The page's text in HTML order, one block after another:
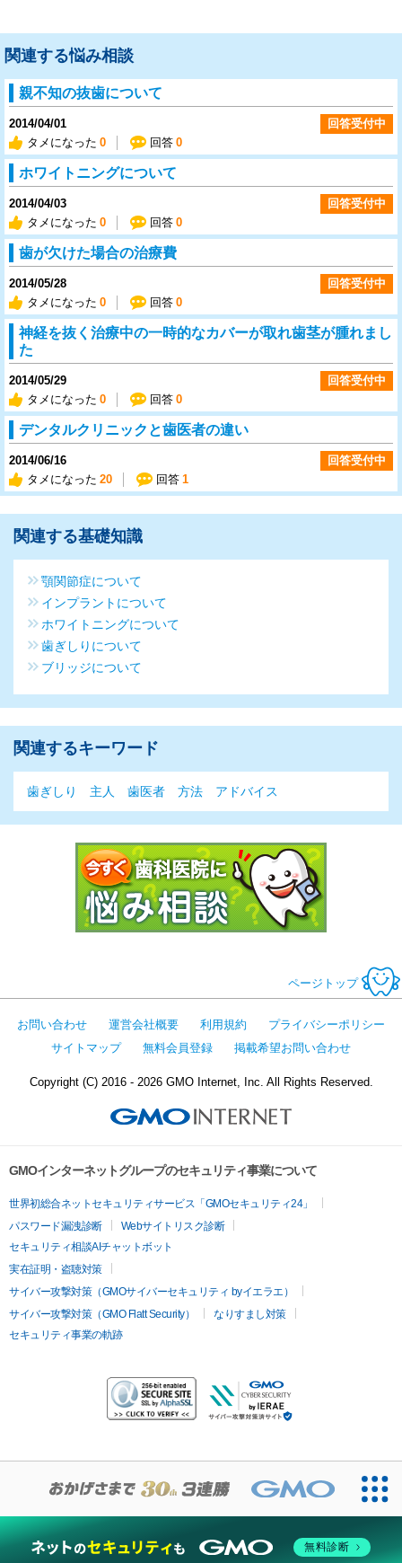
関連する悩み相談
親不知の抜歯について
2014/04/01
タメになった 0 回答 0
回答受付中
ホワイトニングについて
2014/04/03
タメになった 0 回答 0
回答受付中
歯が欠けた場合の治療費
2014/05/28
タメになった 0 回答 0
回答受付中
神経を抜く治療中の一時的なカバーが取れ歯茎が腫れまし
た
2014/05/29
タメになった 0 回答 0
回答受付中
デンタルクリニックと歯医者の違い
2014/06/16
タメになった 20 回答 1
回答受付中
関連する基礎知識
顎関節症について
インプラントについて
ホワイトニングについて
歯ぎしりについて
ブリッジについて
関連するキーワード
歯ぎしり 主人 歯医者 方法 アドバイス
ページトップ
お問い合わせ 運営会社概要 利用規約
プライバシーポリシー
サイトマップ
無料会員登録 掲載希望お問い合わせ
Copyright (C) 2016 - 2026 GMO Internet, Inc. All Rights Reserved.
GMOインターネットグループのセキュリティ事業について
世界初総合ネットセキュリティサービス「GMOセキュリティ24」
パスワード漏洩診断
Webサイトリスク診断
セキュリティ相談AIチャットボット
実在証明・盗聴対策
サイバー攻撃対策（GMOサイバーセキュリティ byイエラエ）
サイバー攻撃対策（GMO Flatt Security）
なりすまし対策
セキュリティ事業の軌跡
無料診断